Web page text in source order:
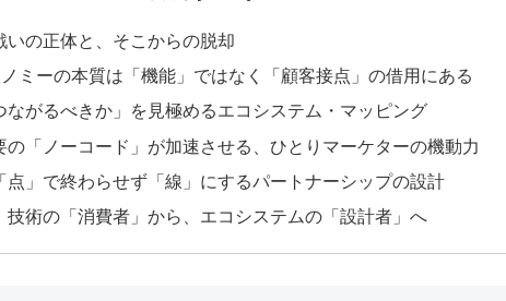
いの正体と、そこからの脱却
ミーの本質は「機能」ではなく「顧客接点」の借用にある
ながるべきか」を見極めるエコシステム・マッピング
の「ノーコード」が加速させる、ひとりマーケターの機動力
点」で終わらせず「線」にするパートナーシップの設計
技術の「消費者」から、エコシステムの「設計者」へ